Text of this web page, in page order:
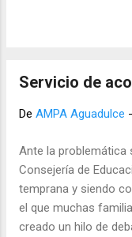
Servicio de
De AMPA Aguadulce -
Ante la problemática
Consejería de
temprana y siendo
el que muchas
creado un hilo de